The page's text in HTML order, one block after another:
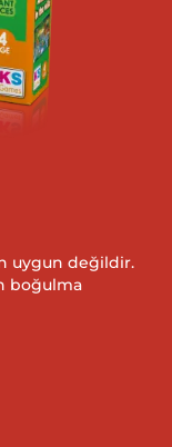
uygun değildir.
boğulma